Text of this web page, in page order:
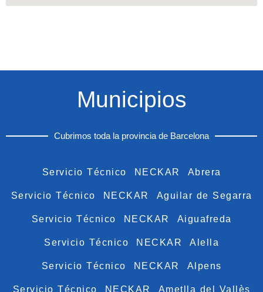
Municipios
Cubrimos toda la provincia de Barcelona
Servicio Técnico NECKAR Abrera
Servicio Técnico NECKAR Aguilar de Segarra
Servicio Técnico NECKAR Aiguafreda
Servicio Técnico NECKAR Alella
Servicio Técnico NECKAR Alpens
Servicio Técnico NECKAR Ametlla del Vallès